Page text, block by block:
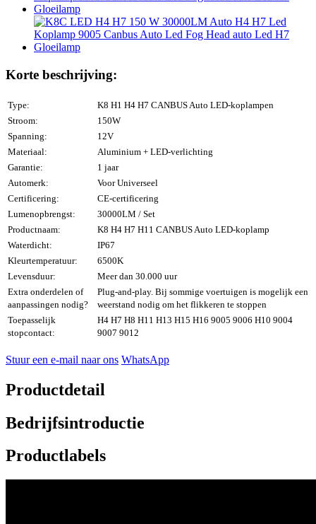
Korte beschrijving:
Type:
K8 H1 H4 H7 CANBUS Auto LED-koplampen
Stroom:
150W
Spanning:
12V
Materiaal:
Aluminium + LED-verlichting
Garantie:
1 jaar
Automerk:
Voor Universeel
Certificering:
CE-certificering
Lumenopbrengst:
30000LM / Set
Productnaam:
K8 H4 H7 H11 CANBUS Auto LED-koplamp
Waterdicht:
IP67
Kleurtemperatuur:
6500K
Levensduur:
Meer dan 30.000 uur
Extra onderdelen of
aanpassingen nodig?
Plug-and-play. Bij sommige voertuigen is mogelijk een
weerstand nodig om het flikkeren te stoppen
Toepasselijk
stopcontact:
H4 H7 H8 H11 H13 H15 H16 9005 9006 H10 9004
9007 9012
Stuur een e-mail naar ons WhatsApp
Productdetail
Bedrijfsintroductie
Productlabels